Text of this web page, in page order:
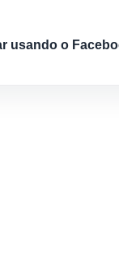
usando o